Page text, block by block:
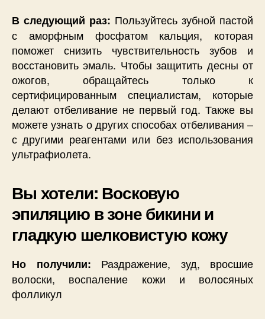
В следующий раз: Пользуйтесь зубной пастой
с аморфным фосфатом кальция, которая
поможет снизить чувствительность зубов и
восстановить эмаль. Чтобы защитить десны от
ожогов, обращайтесь только к
сертифицированным специалистам, которые
делают отбеливание не первый год. Также вы
можете узнать о других способах отбеливания –
с другими реагентами или без использования
ультрафиолета.
Вы хотели: Восковую
эпиляцию в зоне бикини и
гладкую шелковистую кожу
Но получили: Раздражение, зуд, вросшие
волоски, воспаление кожи и волосяных
фолликул